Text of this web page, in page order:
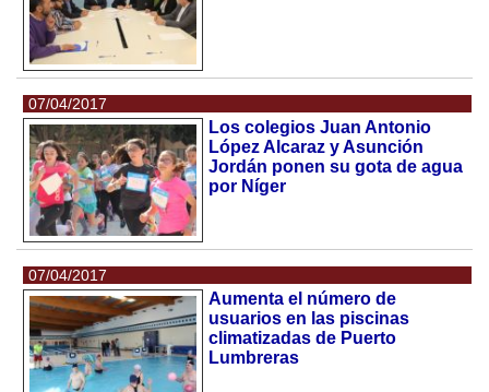
07/04/2017
Los colegios Juan Antonio
López Alcaraz y Asunción
Jordán ponen su gota de agua
por Níger
07/04/2017
Aumenta el número de
usuarios en las piscinas
climatizadas de Puerto
Lumbreras